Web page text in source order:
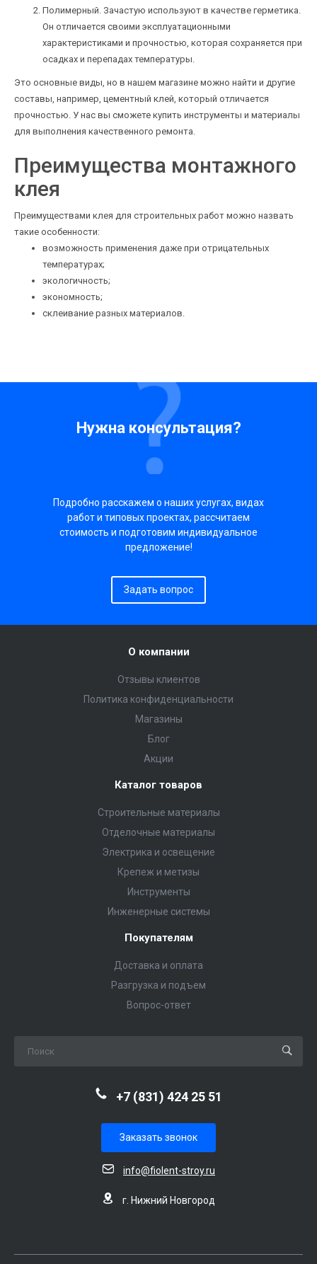
Полимерный. Зачастую используют в качестве герметика.
Он отличается своими эксплуатационными
характеристиками и прочностью, которая сохраняется при
осадках и перепадах температуры.
Это основные виды, но в нашем магазине можно найти и другие
составы, например, цементный клей, который отличается
прочностью. У нас вы сможете купить инструменты и материалы
для выполнения качественного ремонта.
Преимущества монтажного
клея
Преимуществами клея для строительных работ можно назвать
такие особенности:
возможность применения даже при отрицательных
температурах;
экологичность;
экономность;
склеивание разных материалов.
Нужна консультация?
Подробно расскажем о наших услугах, видах
работ и типовых проектах, рассчитаем
стоимость и подготовим индивидуальное
предложение!
Задать вопрос
О компании
Отзывы клиентов
Политика конфиденциальности
Магазины
Блог
Акции
Каталог товаров
Строительные материалы
Отделочные материалы
Электрика и освещение
Крепеж и метизы
Инструменты
Инженерные системы
Покупателям
Доставка и оплата
Разгрузка и подъем
Вопрос-ответ
+7 (831) 424 25 51
Заказать звонок
info@fiolent-stroy.ru
г. Нижний Новгород